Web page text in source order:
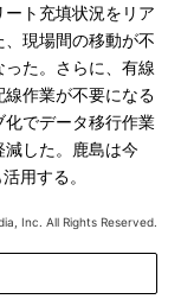
ト充填状況をリア
現場間の移動が不
た。さらに、有線
作業が不要になる
化でデータ移行作業
した。鹿島は今
用する。
Inc. All Rights Reserved.